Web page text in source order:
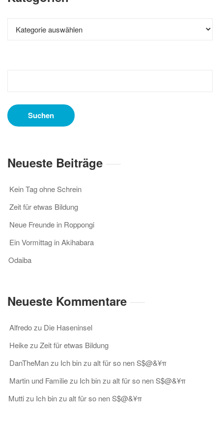
Neueste Beiträge
Kein Tag ohne Schrein
Zeit für etwas Bildung
Neue Freunde in Roppongi
Ein Vormittag in Akihabara
Odaiba
Neueste Kommentare
Alfredozu Die Haseninsel
HeikezuZeit für etwas Bildung
DanTheManzu Ich bin zu alt für so nen S$@&¥π
Martin und Familiezu Ich bin zu alt für so nen S$@&¥π
Muttizu Ich bin zu alt für so nen S$@&¥π